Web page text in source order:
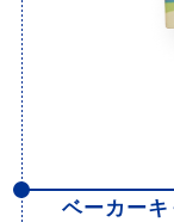
ベーカー